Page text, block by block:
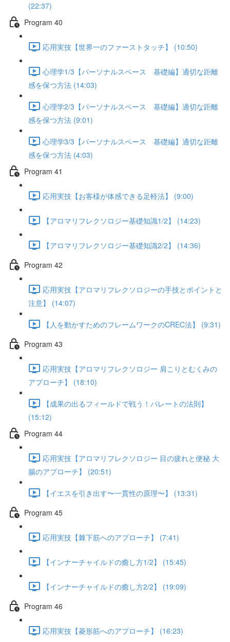
(22:37)
Program 40
応用実技【世界一のファーストタッチ】 (10:50)
心理学1/3【パーソナルスペース 基礎編】適切な距離
感を保つ方法 (14:03)
心理学2/3【パーソナルスペース 基礎編】適切な距離
感を保つ方法 (9:01)
心理学3/3【パーソナルスペース 基礎編】適切な距離
感を保つ方法 (4:03)
Program 41
応用実技【お客様が体感できる足軽法】 (9:00)
【アロマリフレクソロジー基礎知識1/2】 (14:23)
【アロマリフレクソロジー基礎知識2/2】 (14:36)
Program 42
応用実技【アロマリフレクソロジーの手技とポイントと
注意】 (14:07)
【人を動かすためのフレームワークのCREC法】 (9:31)
Program 43
応用実技【アロマリフレクソロジー 肩こりとむくみの
アプローチ】 (18:10)
【成果の出るフィールドで戦う！パレートの法則】
(15:12)
Program 44
応用実技【アロマリフレクソロジー 目の疲れと便秘 大
腸のアプローチ】 (20:51)
【イエスを引き出す〜一貫性の原理〜】 (13:31)
Program 45
応用実技【棘下筋へのアプローチ】 (7:41)
【インナーチャイルドの癒し方1/2】 (15:45)
【インナーチャイルドの癒し方2/2】 (19:09)
Program 46
応用実技【菱形筋へのアプローチ】 (16:23)